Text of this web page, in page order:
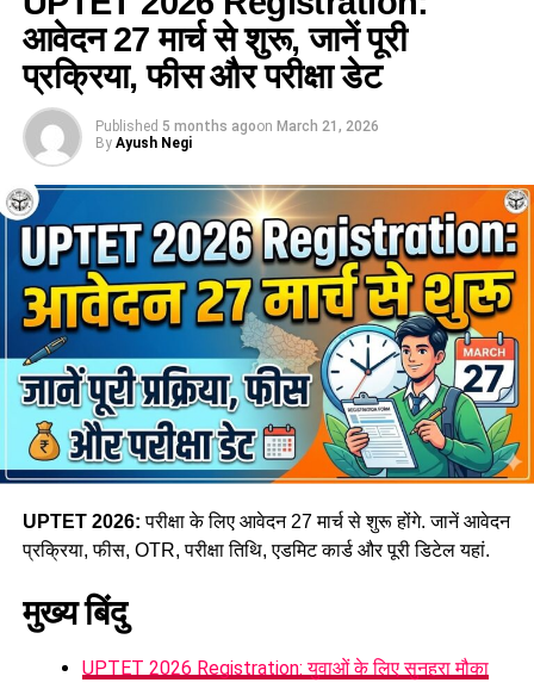
एक महिला समेत छह नए मंत्रियों ने ली
शपथ
मंत्रिमंडल विस्तार में भाजपा के वरिष्ठ नेता Bhupendra Singh
Chaudhary और Manoj Kumar Pandey को कैबिनेट मंत्री बनाया
गया। वहीं Krishna Paswan, Surendra Diler, Hansraj
Vishwakarma और Kailash Singh Rajput ने राज्यमंत्री के रूप में
शपथ ली।
इस मंत्रिमंडल विस्तार को आगामी राजनीतिक रणनीति और सामाजिक
समीकरणों के लिहाज से अहम माना जा रहा है। समारोह में सरकार के कई
आवेदन 27 मार्च से शुरू, जानें पूरी
प्रक्रिया, फीस और परीक्षा डेट
Published 5 months agoon March 21, 2026
By Ayush Negi
UPTET 2026: परीक्षा के लिए आवेदन 27 मार्च से शुरू होंगे. जानें आवेदन
प्रक्रिया, फीस, OTR, परीक्षा तिथि, एडमिट कार्ड और पूरी डिटेल यहां.
मुख्य बिंदु
UPTET 2026 Registration: युवाओं के लिए सुनहरा मौका